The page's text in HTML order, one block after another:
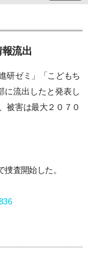
流出
研ゼミ」「こどもち
に流出したと発表し
被害は最大２０７０
査開始した。